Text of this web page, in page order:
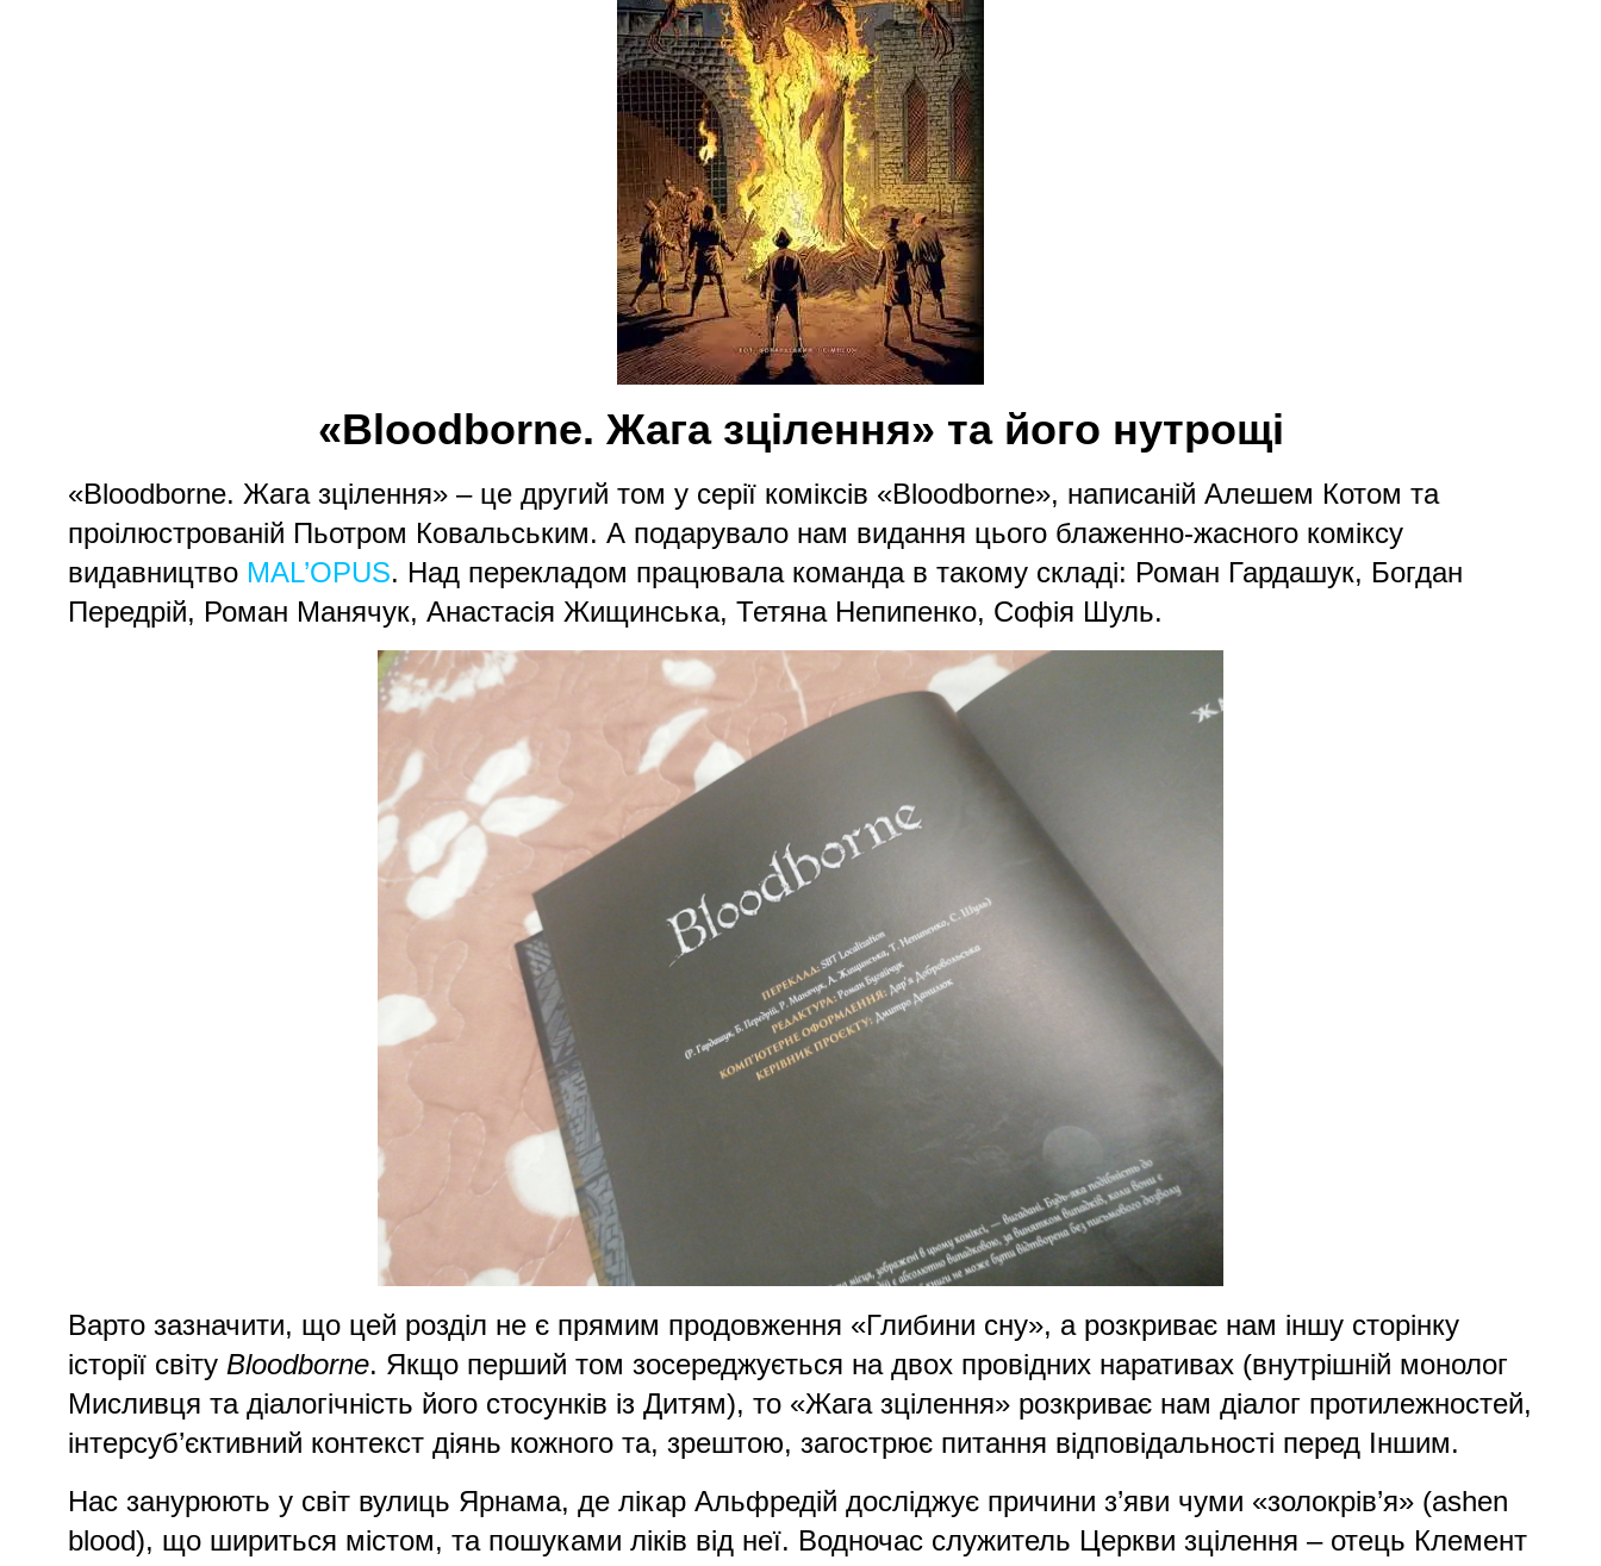
«Bloodborne. Жага зцілення» та його нутрощі
«Bloodborne. Жага зцілення» – це другий том у серії коміксів «Bloodborne», написаній Алешем Котом та
проілюстрованій Пьотром Ковальським. А подарувало нам видання цього блаженно-жасного коміксу
видавництво MAL’OPUS. Над перекладом працювала команда в такому складі: Роман Гардашук, Богдан
Передрій, Роман Манячук, Анастасія Жищинська, Тетяна Непипенко, Софія Шуль.
Варто зазначити, що цей розділ не є прямим продовження «Глибини сну», а розкриває нам іншу сторінку
історії світу Bloodborne. Якщо перший том зосереджується на двох провідних наративах (внутрішній монолог
Мисливця та діалогічність його стосунків із Дитям), то «Жага зцілення» розкриває нам діалог протилежностей,
інтерсуб’єктивний контекст діянь кожного та, зрештою, загострює питання відповідальності перед Іншим.
Нас занурюють у світ вулиць Ярнама, де лікар Альфредій досліджує причини з’яви чуми «золокрів’я» (ashen
blood), що шириться містом, та пошуками ліків від неї. Водночас служитель Церкви зцілення – отець Клемент